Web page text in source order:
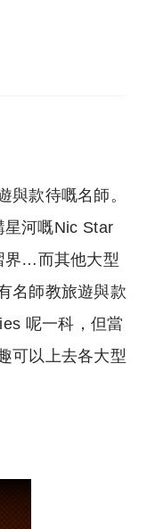
與款待嘅名師。
星河嘅Nic Star
界…而其他大型
名師教旅遊與款
呢一科，但當
可以上去各大型